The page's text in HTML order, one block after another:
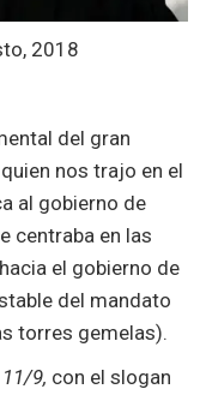
2018
del gran
nos trajo en el
al gobierno de
centraba en las
el gobierno de
del mandato
torres gemelas).
9, con el slogan